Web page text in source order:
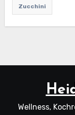
Zucchini
Wellness,